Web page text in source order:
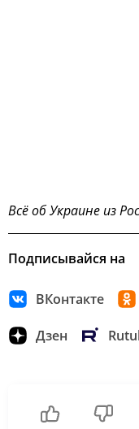
Всё об Украине из
Подписывайся на
ВКонтакте
Дзен